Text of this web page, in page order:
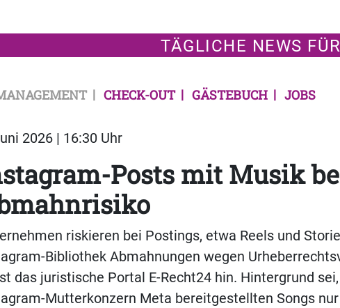
TÄGLICHE NEWS
CHECK-OUT GÄSTEBUCH JOBS
2026 | 16:30 Uhr
Posts mit Musik
riskieren bei Postings, etwa Reels und
Bibliothek Abmahnungen wegen
das juristische Portal E-Recht24 hin. Hintergrund
Mutterkonzern Meta bereitgestellten Songs